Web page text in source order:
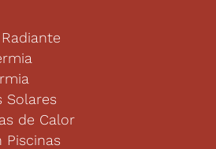
Solares
de Calor
Piscinas